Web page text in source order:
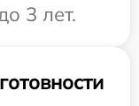
3 лет.